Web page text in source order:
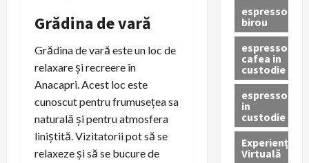
Grădina de vară
Grădina de vară este un loc de
relaxare și recreere în
Anacapri. Acest loc este
cunoscut pentru frumusețea sa
naturală și pentru atmosfera
liniștită. Vizitatorii pot să se
relaxeze și să se bucure de
espressor
birou
espressor
cafea in
custodie
espressor
in
custodie
Experiență
Virtuală